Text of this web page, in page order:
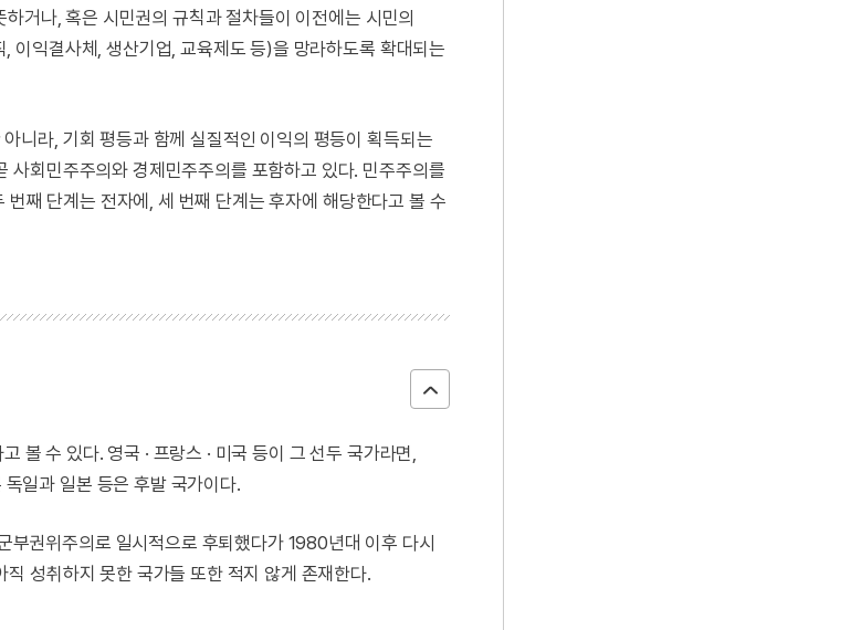
거나, 혹은 시민권의 규칙과 절차들이 이전에는 시민의
이익결사체, 생산기업, 교육제도 등)을 망라하도록 확대되는
니라, 기회 평등과 함께 실질적인 이익의 평등이 획득되는
사회민주주의와 경제민주주의를 포함하고 있다. 민주주의를
번째 단계는 전자에, 세 번째 단계는 후자에 해당한다고 볼 수
볼 수 있다. 영국 · 프랑스 · 미국 등이 그 선두 국가라면,
일과 일본 등은 후발 국가이다.
권위주의로 일시적으로 후퇴했다가 1980년대 이후 다시
성취하지 못한 국가들 또한 적지 않게 존재한다.